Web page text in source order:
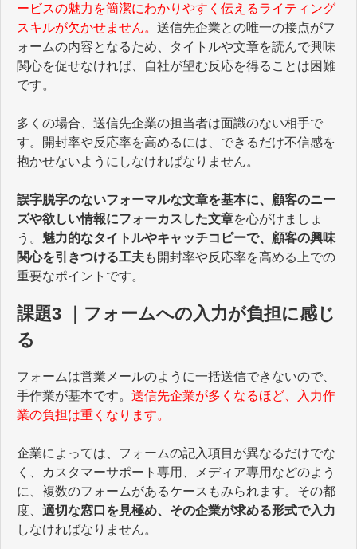
ービスの魅力を簡潔にわかりやすく伝えるライティング
スキルが欠かせません。 送信先企業との唯一の接点がフ
ォームの内容となるため、タイトルや文章を読んで興味
関心を促せなければ、自社が望む反応を得ることは困難
です。
多くの場合、送信先企業の担当者は面識のない相手で
す。開封率や反応率を高めるには、できるだけ不信感を
抱かせないようにしなければなりません。
誤字脱字のないフォーマルな文章を基本に、顧客のニー
ズや欲しい情報にフォーカスした文章を心がけましょ
う。 魅力的なタイトルやキャッチコピーで、顧客の興味
関心を引きつける工夫も開封率や反応率を高める上での
重要なポイントです。
課題3 ｜フォームへの入力が負担に感じ
る
フォームは営業メールのように一括送信できないので、
手作業が基本です。 送信先企業が多くなるほど、入力作
業の負担は重くなります。
企業によっては、フォームの記入項目が異なるだけでな
く、カスタマーサポート専用、メディア専用などのよう
に、複数のフォームがあるケースもみられます。その都
度、 適切な窓口を見極め、その企業が求める形式で入力
しなければなりません。